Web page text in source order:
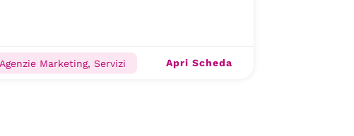
Agenzie Marketing, Servizi Apri Scheda